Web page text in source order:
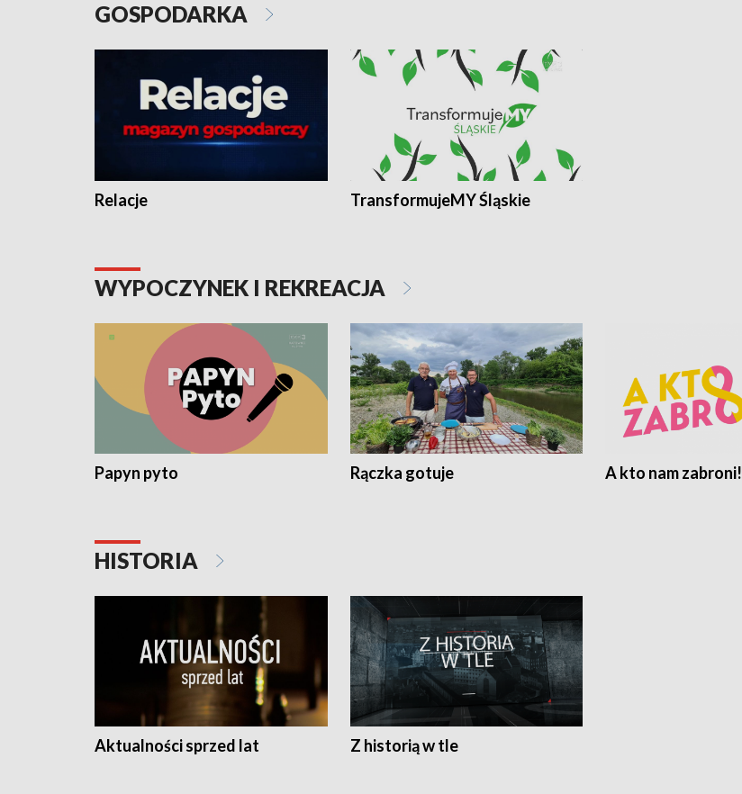
GOSPODARKA
Relacje TransformujeMY Śląskie
WYPOCZYNEK I REKREACJA
Papyn pyto Rączka gotuje A kto nam zabroni!
HISTORIA
Aktualności sprzed lat Z historią w tle